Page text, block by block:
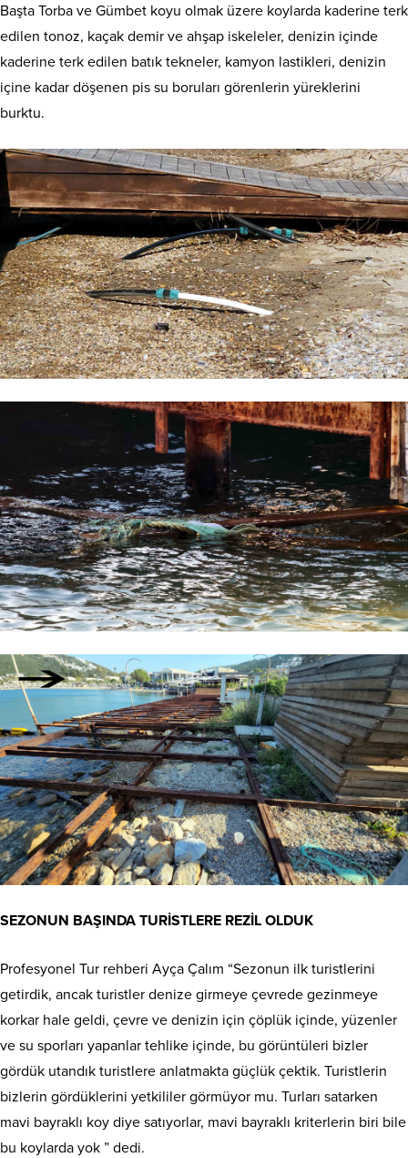
Başta Torba ve Gümbet koyu olmak üzere koylarda kaderine terk
edilen tonoz, kaçak demir ve ahşap iskeleler, denizin içinde
kaderine terk edilen batık tekneler, kamyon lastikleri, denizin
içine kadar döşenen pis su boruları görenlerin yüreklerini
burktu.
SEZONUN BAŞINDA TURİSTLERE REZİL OLDUK
Profesyonel Tur rehberi Ayça Çalım “Sezonun ilk turistlerini
getirdik, ancak turistler denize girmeye çevrede gezinmeye
korkar hale geldi, çevre ve denizin için çöplük içinde, yüzenler
ve su sporları yapanlar tehlike içinde, bu görüntüleri bizler
gördük utandık turistlere anlatmakta güçlük çektik. Turistlerin
bizlerin gördüklerini yetkililer görmüyor mu. Turları satarken
mavi bayraklı koy diye satıyorlar, mavi bayraklı kriterlerin biri bile
bu koylarda yok ” dedi.